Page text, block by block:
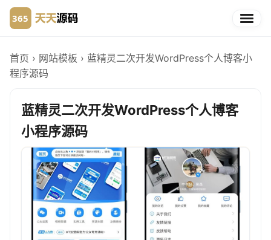
首页 › 网站模板 › 蓝精灵二次开发WordPress个人博客小
程序源码
蓝精灵二次开发WordPress个人博客
小程序源码